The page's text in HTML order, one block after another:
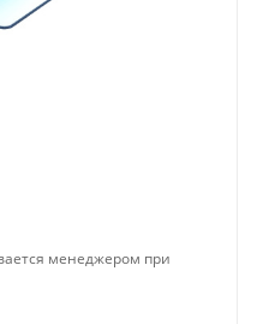
менеджером при